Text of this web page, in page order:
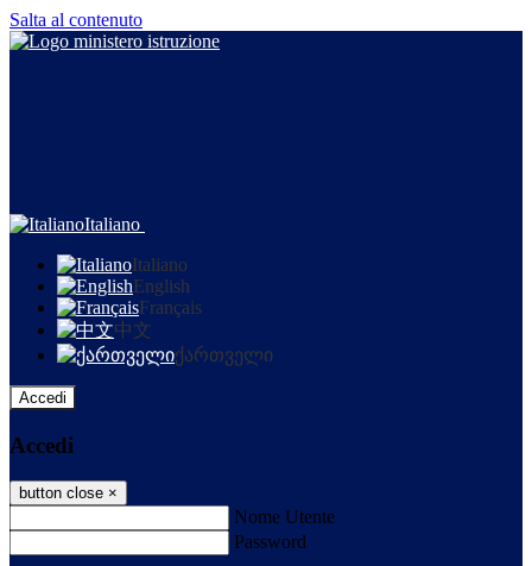
Salta al contenuto
Italiano
Italiano
English
Français
中文
ქართველი
Accedi
Accedi
button close ×
Nome Utente
Password